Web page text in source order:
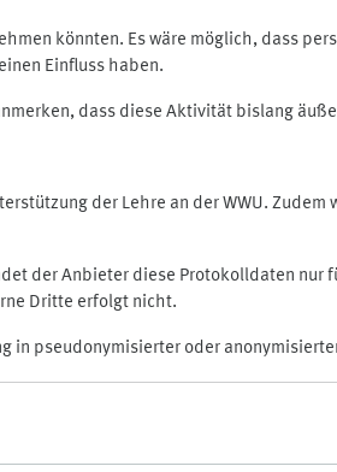
könnten. Es wäre möglich, dass
Einfluss haben.
dass diese Aktivität bislang
der Lehre an der WWU. Zudem
der Anbieter diese Protokolldaten nur
Dritte erfolgt nicht.
in pseudonymisierter oder